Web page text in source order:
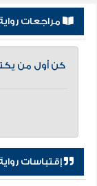
مراجعات
كن أول من
إقتباسات